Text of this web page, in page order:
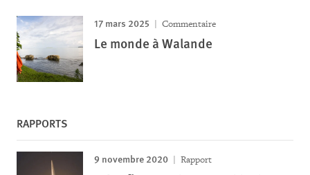
17 mars 2025 Commentaire
Le monde à Walande
RAPPORTS
9 novembre 2020 Rapport